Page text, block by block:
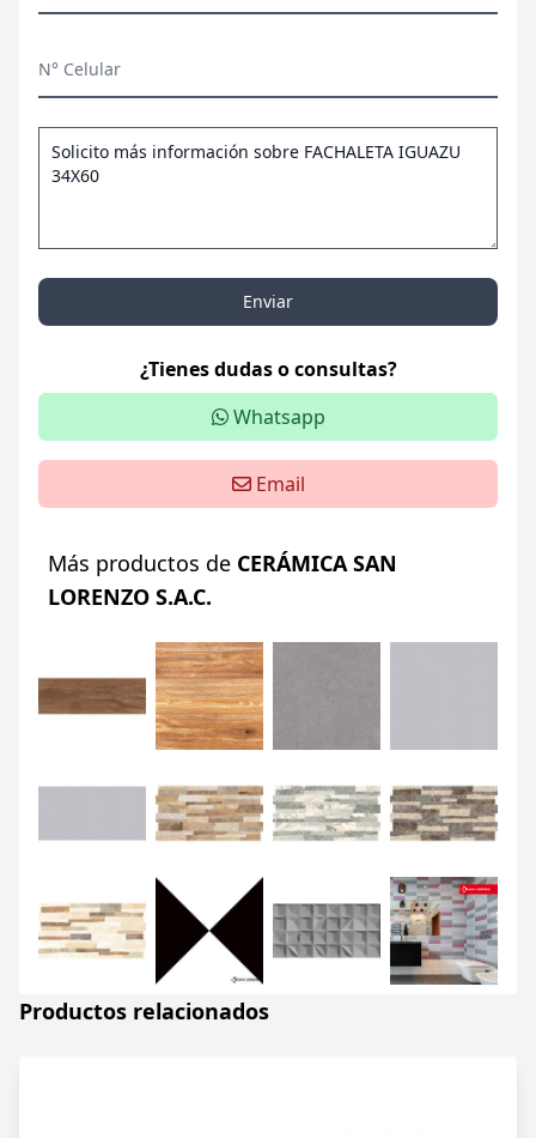
N° Celular
Enviar
¿Tienes dudas o consultas?
Whatsapp
Email
Más productos de CERÁMICA SAN
LORENZO S.A.C.
Productos relacionados